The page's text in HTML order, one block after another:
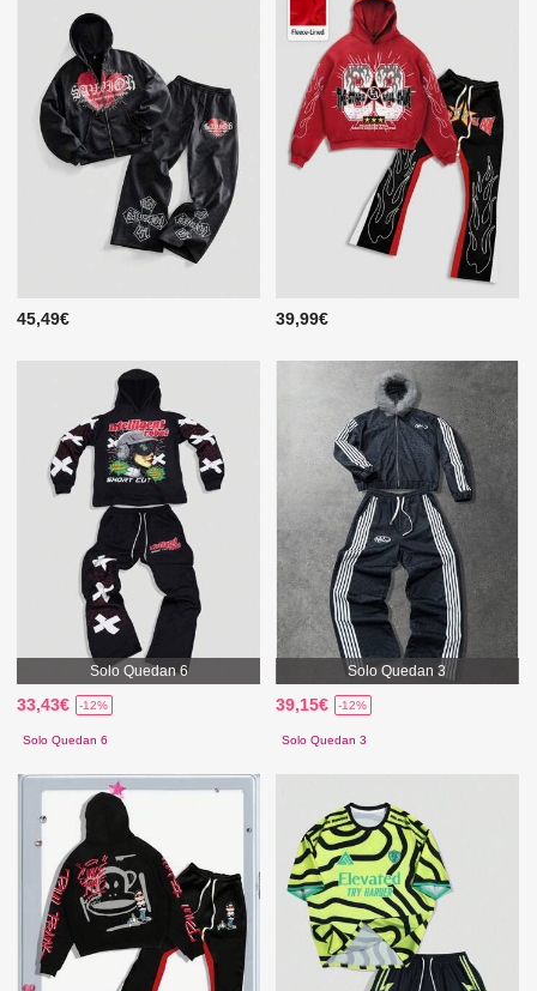
45,49€ 39,99€
Solo Quedan 6
33,43€ -12%
Solo Quedan 6
Solo Quedan 3
39,15€ -12%
Solo Quedan 3